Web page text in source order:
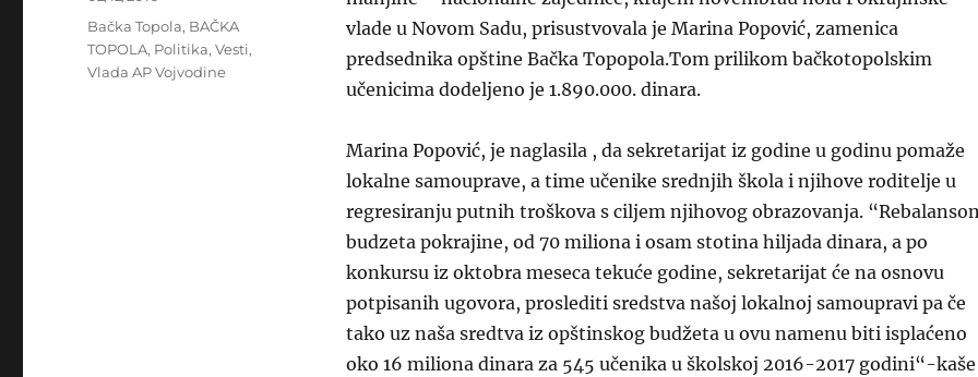
vlade u Novom Sadu, prisustvovala je Marina Popović, zamenica
predsednika opštine Bačka Topopola.Tom prilikom bačkotopolskim
učenicima dodeljeno je 1.890.000. dinara.
Marina Popović, je naglasila , da sekretarijat iz godine u godinu pomaže
lokalne samouprave, a time učenike srednjih škola i njihove roditelje u
regresiranju putnih troškova s ciljem njihovog obrazovanja.
budzeta pokrajine, od 70 miliona i osam stotina hiljada dinara, a po
konkursu iz oktobra meseca tekuće godine, sekretarijat će na osnovu
potpisanih ugovora, proslediti sredstva našoj lokalnoj samoupravi pa če
tako uz naša sredtva iz opštinskog budžeta u ovu namenu biti isplaćeno
oko 16 miliona dinara za 545 učenika u školskoj 2016-2017 godini“-kaše
on
Categories
Bačka Topola, BAČKA
TOPOLA, Politika,Vesti,
Vlada AP Vojvodine